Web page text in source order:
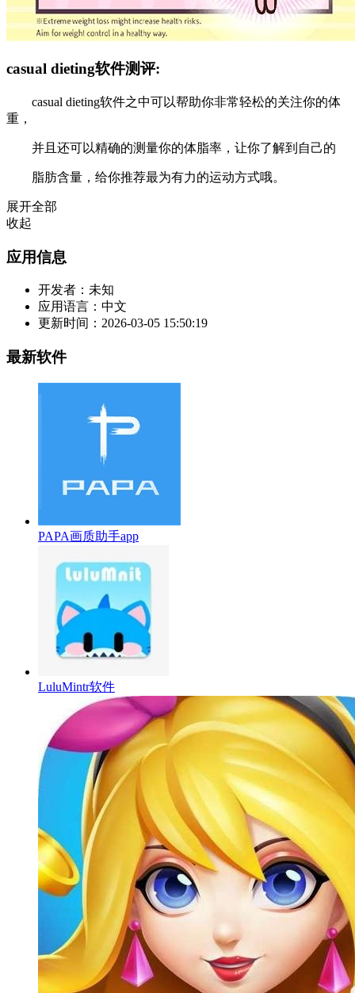
casual dieting软件测评:
casual dieting软件之中可以帮助你非常轻松的关注你的体
重，
并且还可以精确的测量你的体脂率，让你了解到自己的
脂肪含量，给你推荐最为有力的运动方式哦。
展开全部
收起
应用信息
开发者： 未知
应用语言： 中文
更新时间： 2026-03-05 15:50:19
最新软件
PAPA画质助手app
LuluMintr软件